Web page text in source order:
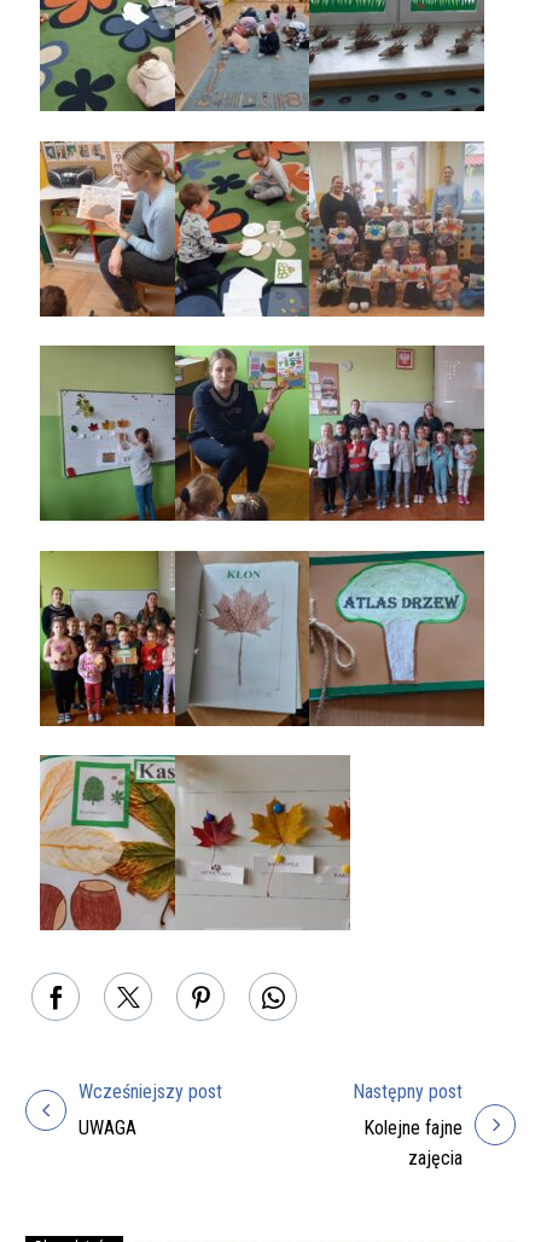
Nawigacja
Wcześniejszy post
UWAGA
Następny post
Kolejne fajne
zajęcia